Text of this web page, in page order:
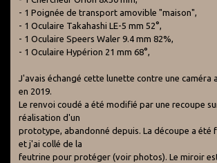
- 1 Poignée de transport amovible "maison",
- 1 Oculaire Takahashi LE-5 mm 52°,
- 1 Oculaire Speers Waler 9.4 mm 82%,
- 1 Oculaire Hypérion 21 mm 68°,
J'avais échangé cette lunette contre une caméra
en 2019.
Le renvoi coudé a été modifié par une recoupe
réalisation d'un
prototype, abandonné depuis. La découpe a été
et j'ai collé de la
feutrine pour protéger (voir photos). Le miroir